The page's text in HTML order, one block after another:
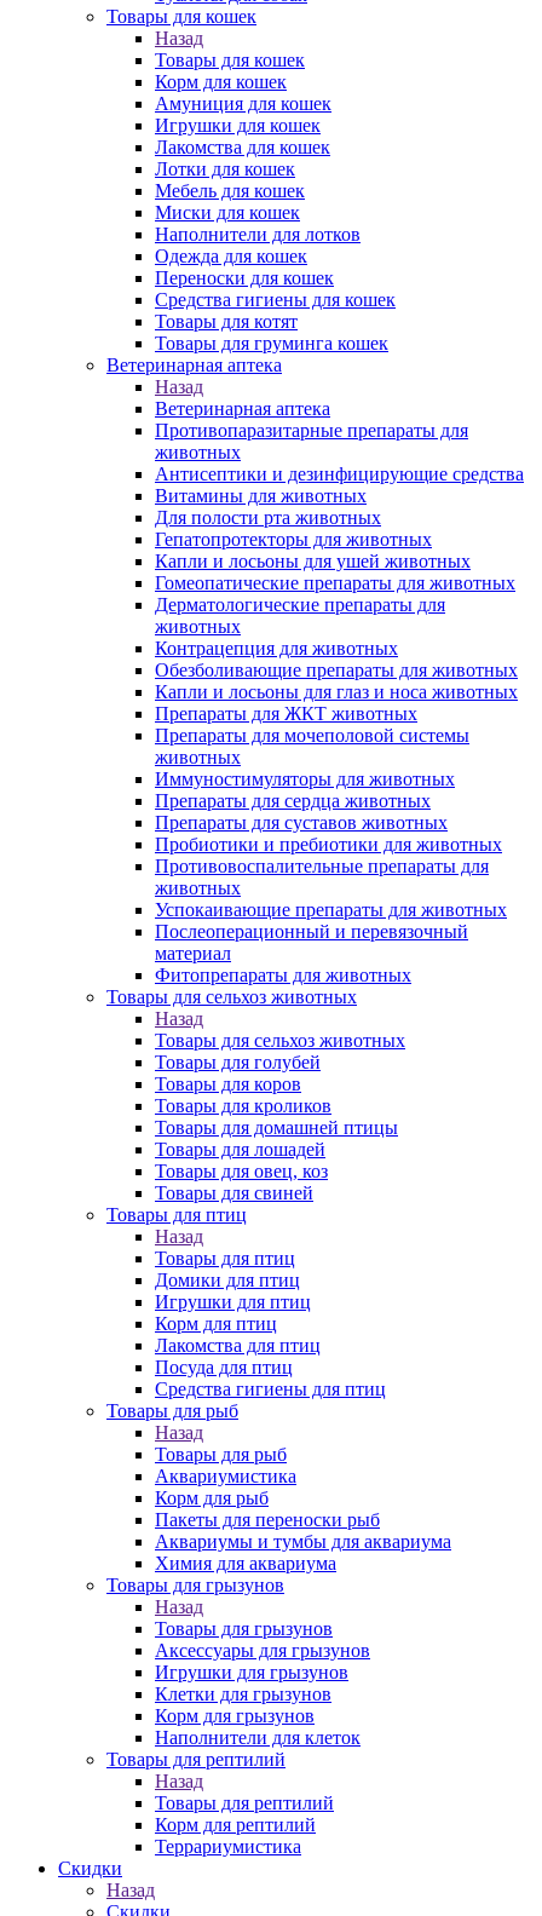
Товары для кошек
Назад
Товары для кошек
Корм для кошек
Амуниция для кошек
Игрушки для кошек
Лакомства для кошек
Лотки для кошек
Мебель для кошек
Миски для кошек
Наполнители для лотков
Одежда для кошек
Переноски для кошек
Средства гигиены для кошек
Товары для котят
Товары для груминга кошек
Ветеринарная аптека
Назад
Ветеринарная аптека
Противопаразитарные препараты для
животных
Антисептики и дезинфицирующие средства
Витамины для животных
Для полости рта животных
Гепатопротекторы для животных
Капли и лосьоны для ушей животных
Гомеопатические препараты для животных
Дерматологические препараты для
животных
Контрацепция для животных
Обезболивающие препараты для животных
Капли и лосьоны для глаз и носа животных
Препараты для ЖКТ животных
Препараты для мочеполовой системы
животных
Иммуностимуляторы для животных
Препараты для сердца животных
Препараты для суставов животных
Пробиотики и пребиотики для животных
Противовоспалительные препараты для
животных
Успокаивающие препараты для животных
Послеоперационный и перевязочный
материал
Фитопрепараты для животных
Товары для сельхоз животных
Назад
Товары для сельхоз животных
Товары для голубей
Товары для коров
Товары для кроликов
Товары для домашней птицы
Товары для лошадей
Товары для овец, коз
Товары для свиней
Товары для птиц
Назад
Товары для птиц
Домики для птиц
Игрушки для птиц
Корм для птиц
Лакомства для птиц
Посуда для птиц
Средства гигиены для птиц
Товары для рыб
Назад
Товары для рыб
Аквариумистика
Корм для рыб
Пакеты для переноски рыб
Аквариумы и тумбы для аквариума
Химия для аквариума
Товары для грызунов
Назад
Товары для грызунов
Аксессуары для грызунов
Игрушки для грызунов
Клетки для грызунов
Корм для грызунов
Наполнители для клеток
Товары для рептилий
Назад
Товары для рептилий
Корм для рептилий
Террариумистика
Скидки
Назад
Скидки